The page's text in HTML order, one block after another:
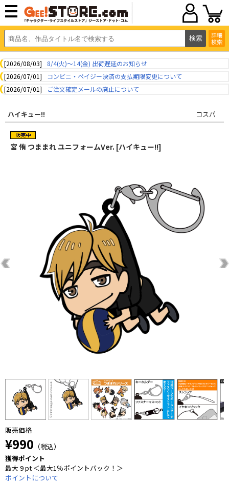
詳細
検索
[2026/08/03]
8/4(火)～14(金) 出荷遅延のお知らせ
[2026/07/01]
コンビニ・ペイジー決済の支払期限変更について
[2026/07/01]
ご注文確定メールの廃止について
ハイキュー!! コスパ
宮 侑 つままれ ユニフォームVer. [ハイキュー!!]
販売価格
¥990 （税込）
獲得ポイント
最大 9 pt ＜最大1％ポイントバック！＞
ポイントについて